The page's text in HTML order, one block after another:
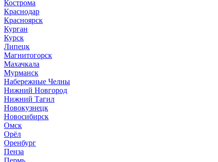
Кострома
Краснодар
Красноярск
Курган
Курск
Липецк
Магнитогорск
Махачкала
Мурманск
Набережные Челны
Нижний Новгород
Нижний Тагил
Новокузнецк
Новосибирск
Омск
Орёл
Оренбург
Пенза
Пермь